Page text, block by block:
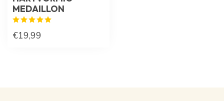
MEDAILLON
€19,99